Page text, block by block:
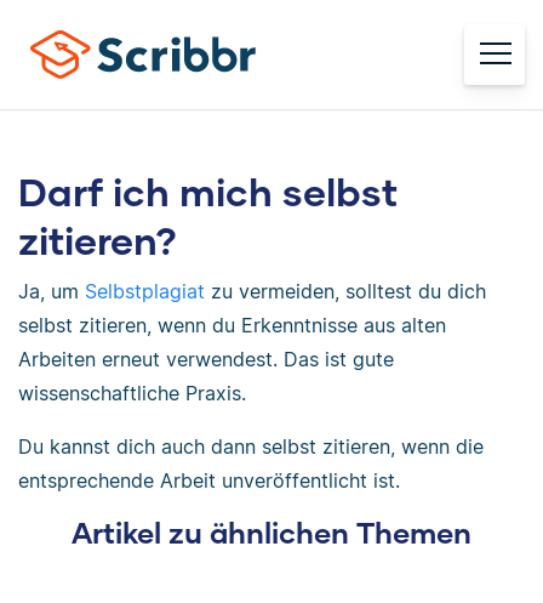
Darf ich mich selbst
zitieren?
Ja, um Selbstplagiat zu vermeiden, solltest du dich
selbst zitieren, wenn du Erkenntnisse aus alten
Arbeiten erneut verwendest. Das ist gute
wissenschaftliche Praxis.
Du kannst dich auch dann selbst zitieren, wenn die
entsprechende Arbeit unveröffentlicht ist.
Artikel zu ähnlichen Themen